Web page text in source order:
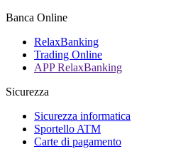
Banca Online
RelaxBanking
Trading Online
APP RelaxBanking
Sicurezza
Sicurezza informatica
Sportello ATM
Carte di pagamento